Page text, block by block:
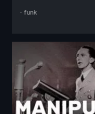
· funk